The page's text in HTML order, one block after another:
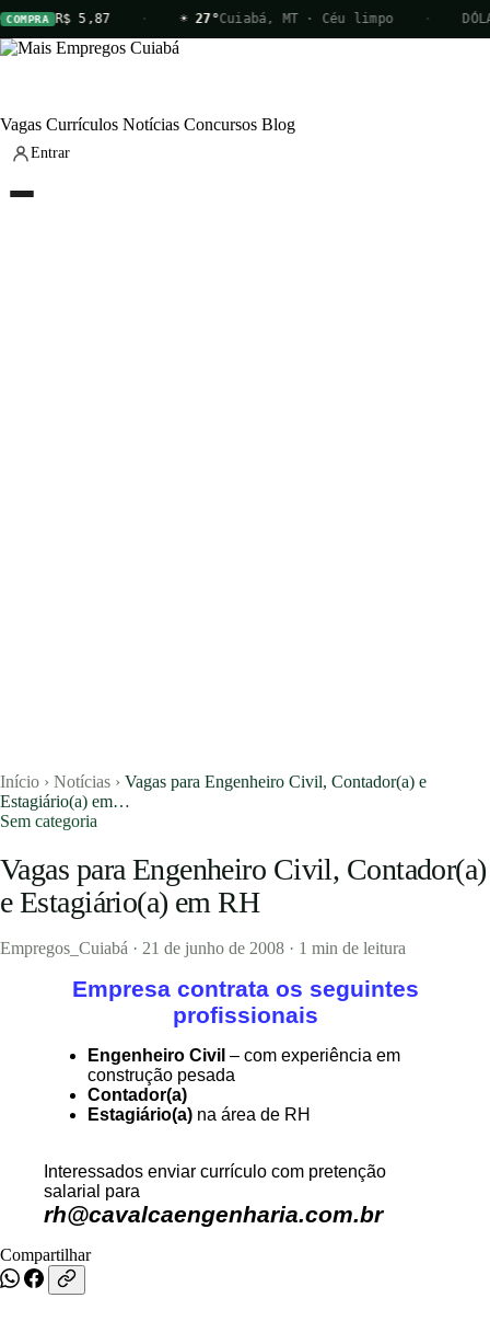
R$ 5,87 ☀ 27°Cuiabá, MT · Céu limpo DÓLAR
Vagas Currículos Notícias Concursos Blog
Entrar
Vagas
Publicar vaga
Início › Notícias › Vagas para Engenheiro Civil, Contador(a) e
Estagiário(a) em…
Sem categoria
Vagas para Engenheiro Civil, Contador(a)
e Estagiário(a) em RH
Empregos_Cuiabá · 21 de junho de 2008 · 1 min de leitura
Empresa contrata os seguintes
profissionais
Engenheiro Civil – com experiência em
construção pesada
Contador(a)
Estagiário(a) na área de RH
Interessados enviar currículo com pretenção
salarial para
rh@cavalcaengenharia.com.br
Compartilhar